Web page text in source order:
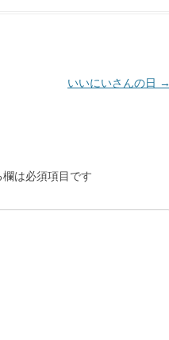
いいにいさんの日 →
は必須項目です